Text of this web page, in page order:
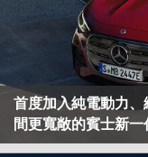
首度加入純電動力
間更寬敞的賓士新一